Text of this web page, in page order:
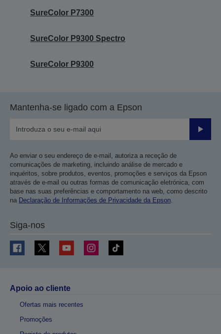
SureColor P7300
SureColor P9300 Spectro
SureColor P9300
Mantenha-se ligado com a Epson
Enviar
Ao enviar o seu endereço de e-mail, autoriza a receção de
comunicações de marketing, incluindo análise de mercado e
inquéritos, sobre produtos, eventos, promoções e serviços da Epson
através de e-mail ou outras formas de comunicação eletrónica, com
base nas suas preferências e comportamento na web, como descrito
na Declaração de Informações de Privacidade da Epson.
Siga-nos
Apoio ao cliente
Ofertas mais recentes
Promoções